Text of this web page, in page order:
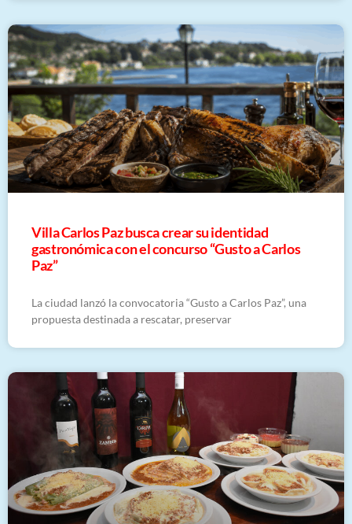
Villa Carlos Paz busca crear su identidad
gastronómica con el concurso “Gusto a Carlos
Paz”
La ciudad lanzó la convocatoria “Gusto a Carlos Paz”, una
propuesta destinada a rescatar, preservar